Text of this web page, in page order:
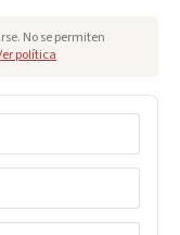
No se permiten
política